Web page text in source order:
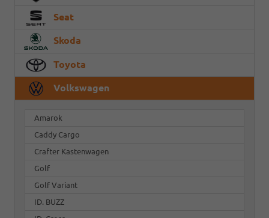
Seat
Skoda
Toyota
Volkswagen
Amarok
Caddy Cargo
Crafter Kastenwagen
Golf
Golf Variant
ID. BUZZ